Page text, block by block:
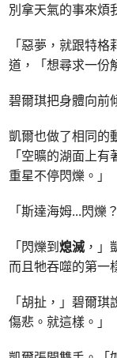
別拿天氣的事來煩
「惡夢，就跟特
道，「想尋求一份
碧爾琪把身體向前
凱爾也做了相同的
「空曠的湖面上
重星不停閃爍。」
「斯達海姆...閃爍
「閃爍到熄滅，」
而且牠吞噬的第一
「胡扯，」碧爾
傷悲。就這樣。」